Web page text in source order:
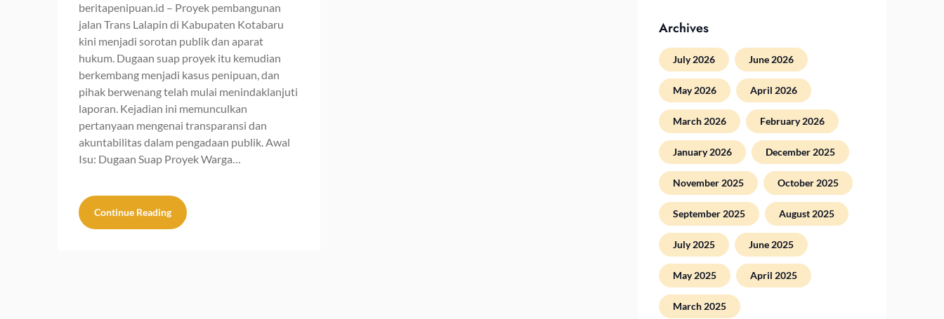
beritapenipuan.id – Proyek pembangunan
jalan Trans Lalapin di Kabupaten Kotabaru
kini menjadi sorotan publik dan aparat
hukum. Dugaan suap proyek itu kemudian
berkembang menjadi kasus penipuan, dan
pihak berwenang telah mulai menindaklanjuti
laporan. Kejadian ini memunculkan
pertanyaan mengenai transparansi dan
akuntabilitas dalam pengadaan publik. Awal
Isu: Dugaan Suap Proyek Warga…
Continue Reading
Archives
July 2026 June 2026
May 2026 April 2026
March 2026 February 2026
January 2026 December 2025
November 2025 October 2025
September 2025 August 2025
July 2025 June 2025
May 2025 April 2025
March 2025